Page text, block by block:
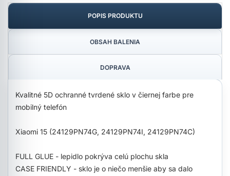
POPIS PRODUKTU
OBSAH BALENIA
DOPRAVA
Kvalitné 5D ochranné tvrdené sklo v čiernej farbe pre
mobilný telefón
Xiaomi 15 (24129PN74G, 24129PN74I, 24129PN74C)
FULL GLUE - lepidlo pokrýva celú plochu skla
CASE FRIENDLY - sklo je o niečo menšie aby sa dalo